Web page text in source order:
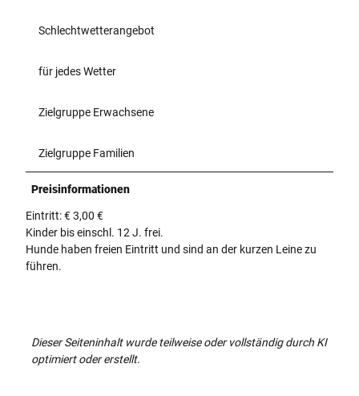
Schlechtwetterangebot
für jedes Wetter
Zielgruppe Erwachsene
Zielgruppe Familien
Preisinformationen
Eintritt: € 3,00 €
Kinder bis einschl. 12 J. frei.
Hunde haben freien Eintritt und sind an der kurzen Leine zu
führen.
Dieser Seiteninhalt wurde teilweise oder vollständig durch KI
optimiert oder erstellt.